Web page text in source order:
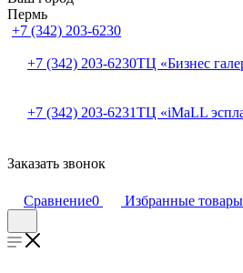
Пермь
+7 (342) 203-6230
+7 (342) 203-6230ТЦ «Бизнес
+7 (342) 203-6231ТЦ «iMaLL
Заказать звонок
Сравнение0 Избранные товары